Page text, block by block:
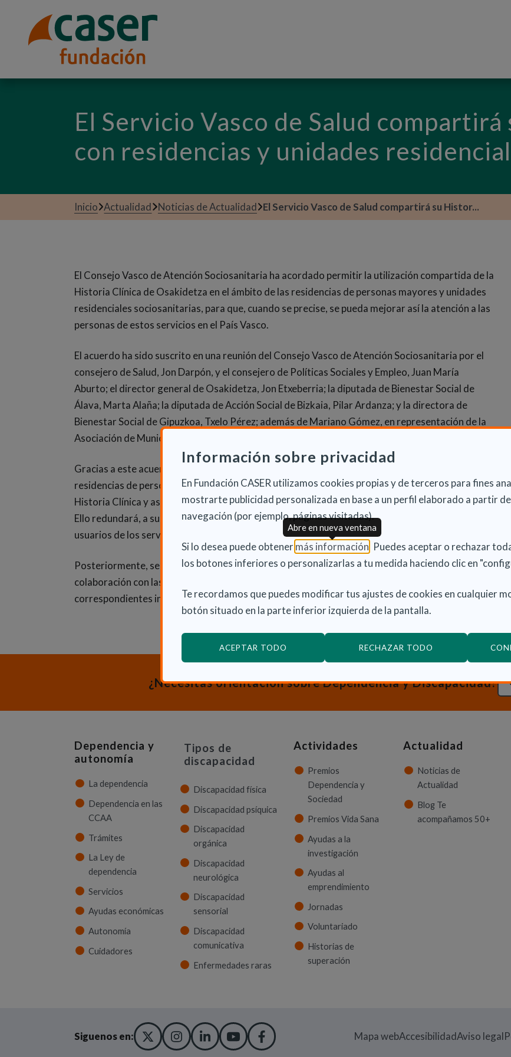
Información sobre privacidad
En Fundación CASER utilizamos cookies propias y de terceros para fines
mostrarte publicidad personalizada en base a un perfil elaborado a partir
navegación (por ejemplo, páginas visitadas).
Si lo desea puede obtener más información (Abre en nueva ventana)
. Puedes aceptar o rechazar
los botones inferiores o personalizarlas a tu medida haciendo clic en
Te recordamos que puedes modificar tus ajustes de cookies en cualquier
botón situado en la parte inferior izquierda de la pantalla.
ACEPTAR TODO RECHAZAR TODO
Abre en nueva ventana
El Servicio Vasco de Salud
con residencias y unidades
Inicio Actualidad Noticias de Actualidad El Servicio Vasco de Salud compartirá su Histor...
El Consejo Vasco de Atención Sociosanitaria ha acordado permitir la utilización compartida de la
Historia Clínica de Osakidetza en el ámbito de las residencias de personas mayores y unidades
residenciales sociosanitarias, para que, cuando se precise, se pueda mejorar así la atención a las
personas de estos servicios en el País Vasco.
El acuerdo ha sido suscrito en una reunión del Consejo Vasco de Atención Sociosanitaria por el
consejero de Salud, Jon Darpón, y el consejero de Políticas Sociales y Empleo, Juan María
Aburto; el director general de Osakidetza, Jon Etxeberria; la diputada de Bienestar Social de
Álava, Marta Alaña; la diputada de Acción Social de Bizkaia, Pilar Ardanza; y la directora de
Bienestar Social de Gipuzkoa, Txelo Pérez; además de Mariano Gómez, en representación de la
Asociación de Municipios Vascos (EUDEL).
Gracias a este acuerdo, los profesionales sanitarios que atiendan a estas personas en las
residencias de personas mayores y unidades residenciales sociosanitarias, podrán acceder a la
Historia Clínica y así tener un conocimiento ágil y actualizado de la Historia Clínica del paciente.
Ello redundará, a su vez, en una mejora diagnóstica y de tratamiento para todos los pacientes-
usuarios de los servicios sociales, sociosanitarios y de Osakidetza.
Posteriormente, se pretende promover la suscripción de los pertinentes convenios de
colaboración con las diferentes Administraciones Públicas y entidades gestoras
correspondientes interesadas en desarrollarlo.
¿Necesitas orientación sobre Dependencia y Discapacidad?
Dependencia y
autonomía
La dependencia
Dependencia en las
CCAA
Trámites
La Ley de
dependencia
Servicios
Ayudas económicas
Autonomía
Cuidadores
Tipos de
discapacidad
Discapacidad física
Discapacidad psíquica
Discapacidad
orgánica
Discapacidad
neurológica
Discapacidad
sensorial
Discapacidad
comunicativa
Enfermedades raras
Actividades
Premios
Dependencia y
Sociedad
Premios Vida Sana
Ayudas a la
investigación
Ayudas al
emprendimiento
Jornadas
Voluntariado
Historias de
superación
Actualidad
Noticias de
Actualidad
Blog Te
acompañamos 50+
Siguenos en: X TWITTER
(ABRE EN NUEVA VENTANA)
INSTAGRAM
(ABRE EN NUEVA VENTANA)
LINKEDIN
(ABRE EN NUEVA VENTANA)
YOUTUBE
(ABRE EN NUEVA VENTANA)
FACEBOOK
(ABRE EN NUEVA VENTANA)
Mapa webAccesibilidadAviso legal